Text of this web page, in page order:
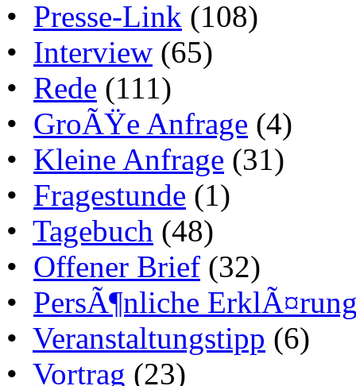
• Presse-Link (108)
• Interview (65)
• Rede (111)
• GroÃŸe Anfrage (4)
• Kleine Anfrage (31)
• Fragestunde (1)
• Tagebuch (48)
• Offener Brief (32)
• PersÃ¶nliche
• Veranstaltungstipp (6)
• Vortrag (23)